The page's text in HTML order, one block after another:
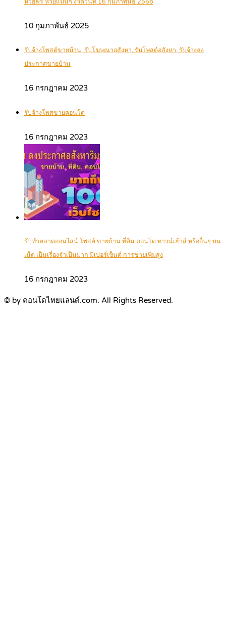
หวยฟรี หวยแม่นๆ งวดวันที่ 16 กุมภาพันธ์ 2568
10 กุมภาพันธ์ 2025
รับจ้างโพสต์ขายบ้าน, รับโฆษณาอสังหา, รับโพสต์อสังหา, รับจ้างลง
ประกาศขายบ้าน
16 กรกฎาคม 2023
รับจ้างโพสขายคอนโด
16 กรกฎาคม 2023
รับทำตลาดออนไลน์ โพสต์ ขายบ้าน ที่ดิน คอนโด ทาวน์เฮ้าส์ หรืออื่นๆ บน
เน็ต เป็นเรื่องจำเป็นมาก มีเปอร์เซ็นต์ การขายเพิ่มสูง
16 กรกฎาคม 2023
© by คอนโดไทยแลนด์.com. All Rights Reserved.